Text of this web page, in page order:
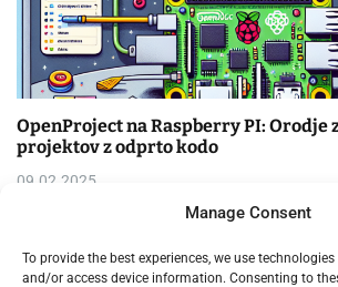
Manage Consent
To provide the best experiences, we use
and/or access device information. Consenting to
OpenProject na Raspberry PI: Orodje
projektov z odprto kodo
09.02.2025